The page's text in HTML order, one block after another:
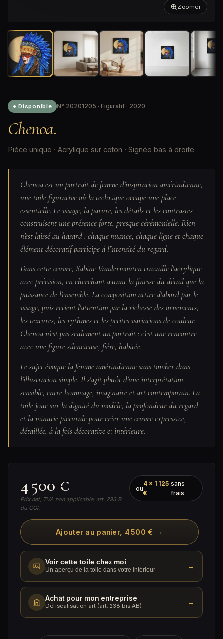
Zoomer
● Disponible N° 20201205 · Figuratif · 2020
Chenoa.
Pièce unique · Acrylique sur coton · Signée bas à droite
Chenoa est un portrait de femme d'inspiration amérindienne,
une toile figurative où la technique occupe une place
essentielle. Le visage, la parure, les détails et les contrastes
construisent une présence forte, presque cérémonielle. Rien
n'est laissé au hasard : chaque nuance, chaque ligne et chaque
élément décoratif participe à l'intensité du regard.
Dans cette œuvre, Sabine Vandermouten travaille l'acrylique
avec précision, en cherchant autant la finesse du détail que la
puissance de l'ensemble. La composition attire d'abord par le
visage, puis retient l'attention par la richesse des ornements,
les textures, les rythmes et les petites variations de couleur.
Chenoa n'est pas seulement un portrait : c'est une rencontre
avec une figure silencieuse, fière, habitée.
Le sujet évoque la femme amérindienne sans tomber dans
l'illustration simple. Il s'agit plutôt d'une interprétation
sensible, entre hommage, imaginaire et art contemporain. La
toile joue sur la dignité du modèle, la profondeur du regard
et la minutie picturale pour créer une œuvre expressive,
détaillée, à la fois décorative et intérieure.
4 500 €
Prix net, TVA non applicable, art. 293 B
du CGI.
ou
4 × 1 125
€
sans
frais
Ajouter au panier, 4 500 € →
Voir cette toile chez moi
Un aperçu de la toile dans votre intérieur →
Achat pour mon entreprise
Défiscalisation art (art. 238 bis AB) →